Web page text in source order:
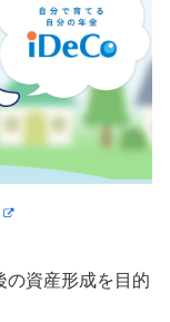
の資産形成を目的